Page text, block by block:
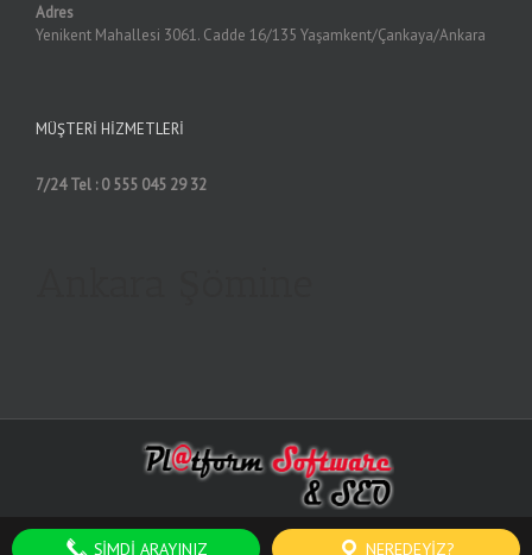
Adres
Yenikent Mahallesi 3061. Cadde 16/135 Yaşamkent/Çankaya/Ankara
MÜŞTERI HIZMETLERI
7/24 Tel : 0 555 045 29 32
ŞIMDI ARAYINIZ NEREDEYIZ?